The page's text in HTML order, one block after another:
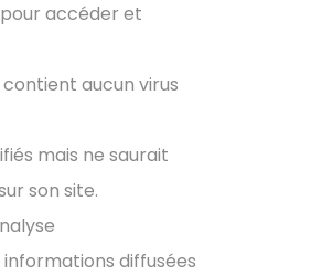
accéder et
aucun virus
mais ne saurait
son site.
diffusées